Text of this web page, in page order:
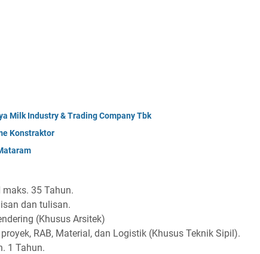
Milk Industry & Trading Company Tbk
Konstraktor
35 Tahun.
dan tulisan.
(Khusus Arsitek)
RAB, Material, dan Logistik (Khusus Teknik Sipil).
1 Tahun.